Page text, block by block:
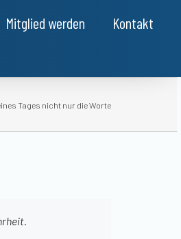
Mitglied werden
Kontakt
Tages nicht nur die Worte